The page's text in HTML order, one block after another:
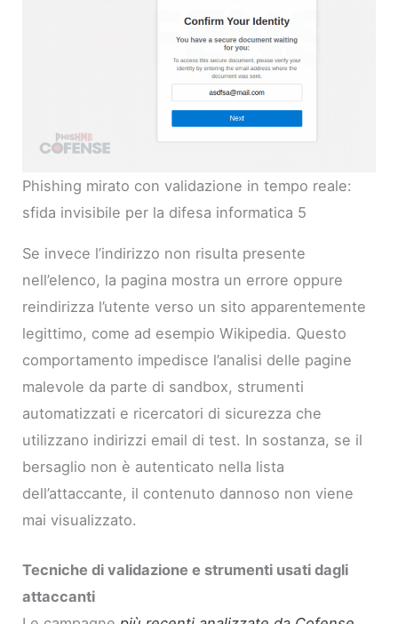
Phishing mirato con validazione in tempo reale:
sfida invisibile per la difesa informatica 5
Se invece l’indirizzo non risulta presente
nell’elenco, la pagina mostra un errore oppure
reindirizza l’utente verso un sito apparentemente
legittimo, come ad esempio Wikipedia. Questo
comportamento impedisce l’analisi delle pagine
malevole da parte di sandbox, strumenti
automatizzati e ricercatori di sicurezza che
utilizzano indirizzi email di test. In sostanza, se il
bersaglio non è autenticato nella lista
dell’attaccante, il contenuto dannoso non viene
mai visualizzato.
Tecniche di validazione e strumenti usati dagli
attaccanti